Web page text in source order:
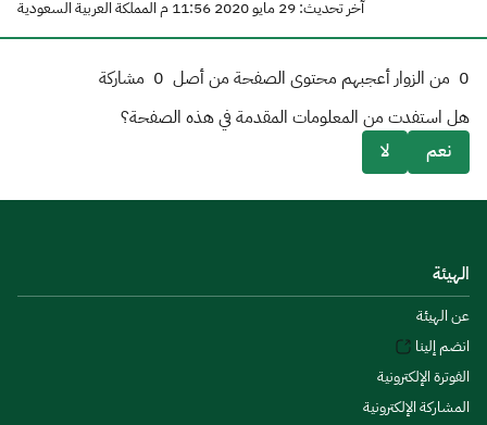
آخر تحديث: 29 مايو 2020 11:56 م المملكة العربية السعودية
0 من الزوار أعجبهم محتوى الصفحة من أصل 0 مشاركة
هل استفدت من المعلومات المقدمة في هذه الصفحة؟
نعم
لا
الهيئة
عن الهيئة
انضم إلينا
الفوترة الإلكترونية
المشاركة الإلكترونية